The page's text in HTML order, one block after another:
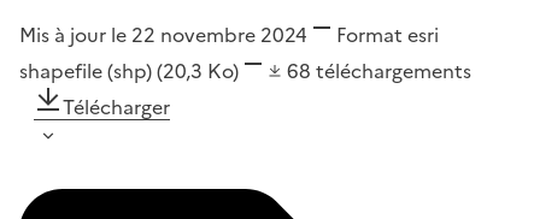
Mis à jour le 22 novembre 2024 Format esri
shapefile (shp)(20,3 Ko) 68 téléchargements
Télécharger